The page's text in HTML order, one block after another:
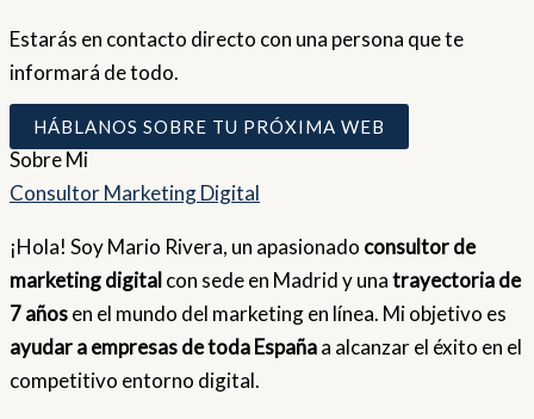
Estarás en contacto directo con una persona que te
informará de todo.
HÁBLANOS SOBRE TU PRÓXIMA WEB
SobreMi
Consultor Marketing Digital
¡Hola! Soy Mario Rivera, un apasionado consultor de
marketing digital con sede en Madrid y unatrayectoria de
7 añosen el mundo del marketing en línea. Mi objetivo es
ayudar a empresas de toda Españaa alcanzar el éxito en el
competitivo entorno digital.